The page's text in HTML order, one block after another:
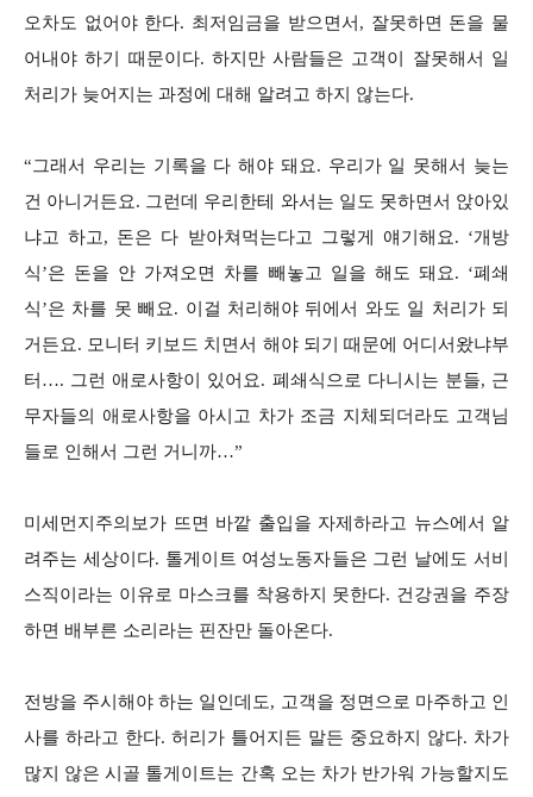
오차도 없어야 한다. 최저임금을 받으면서, 잘못하면 돈을 물
어내야 하기 때문이다. 하지만 사람들은 고객이 잘못해서 일
처리가 늦어지는 과정에 대해 알려고 하지 않는다.
“그래서 우리는 기록을 다 해야 돼요. 우리가 일 못해서 늦는
건 아니거든요. 그런데 우리한테 와서는 일도 못하면서 앉아있
냐고 하고, 돈은 다 받아쳐먹는다고 그렇게 얘기해요. ‘개방
식’은 돈을 안 가져오면 차를 빼놓고 일을 해도 돼요. ‘폐쇄
식’은 차를 못 빼요. 이걸 처리해야 뒤에서 와도 일 처리가 되
거든요. 모니터 키보드 치면서 해야 되기 때문에 어디서왔냐부
터…. 그런 애로사항이 있어요. 폐쇄식으로 다니시는 분들, 근
무자들의 애로사항을 아시고 차가 조금 지체되더라도 고객님
들로 인해서 그런 거니까…”
미세먼지주의보가 뜨면 바깥 출입을 자제하라고 뉴스에서 알
려주는 세상이다. 톨게이트 여성노동자들은 그런 날에도 서비
스직이라는 이유로 마스크를 착용하지 못한다. 건강권을 주장
하면 배부른 소리라는 핀잔만 돌아온다.
전방을 주시해야 하는 일인데도, 고객을 정면으로 마주하고 인
사를 하라고 한다. 허리가 틀어지든 말든 중요하지 않다. 차가
많지 않은 시골 톨게이트는 간혹 오는 차가 반가워 가능할지도